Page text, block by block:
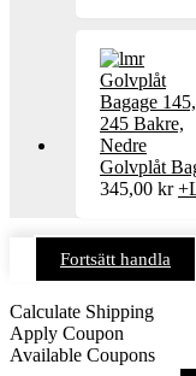
Golvplåt
345,00 kr +
Fortsätt handla
Calculate Shipping
Apply Coupon
Available Coupons